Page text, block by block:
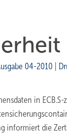
04-2010
in
informiert die